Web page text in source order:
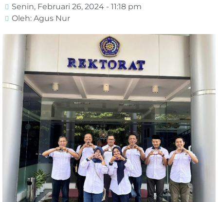
Senin, Februari 26, 2024 - 11:18 pm
Oleh: Agus Nur